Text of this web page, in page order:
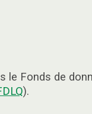
le Fonds de
).